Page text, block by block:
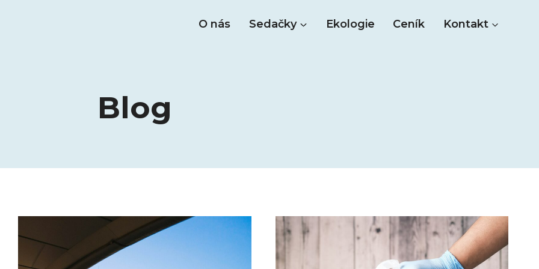
O nás Sedačky Ekologie Ceník Kontakt
Blog